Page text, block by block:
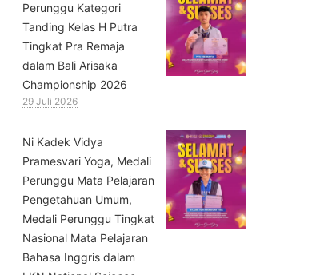
Perunggu Kategori
Tanding Kelas H Putra
Tingkat Pra Remaja
dalam Bali Arisaka
Championship 2026
29 Juli 2026
⁠Ni Kadek Vidya
Pramesvari Yoga, Medali
Perunggu Mata Pelajaran
Pengetahuan Umum,
Medali Perunggu Tingkat
Nasional Mata Pelajaran
Bahasa Inggris dalam